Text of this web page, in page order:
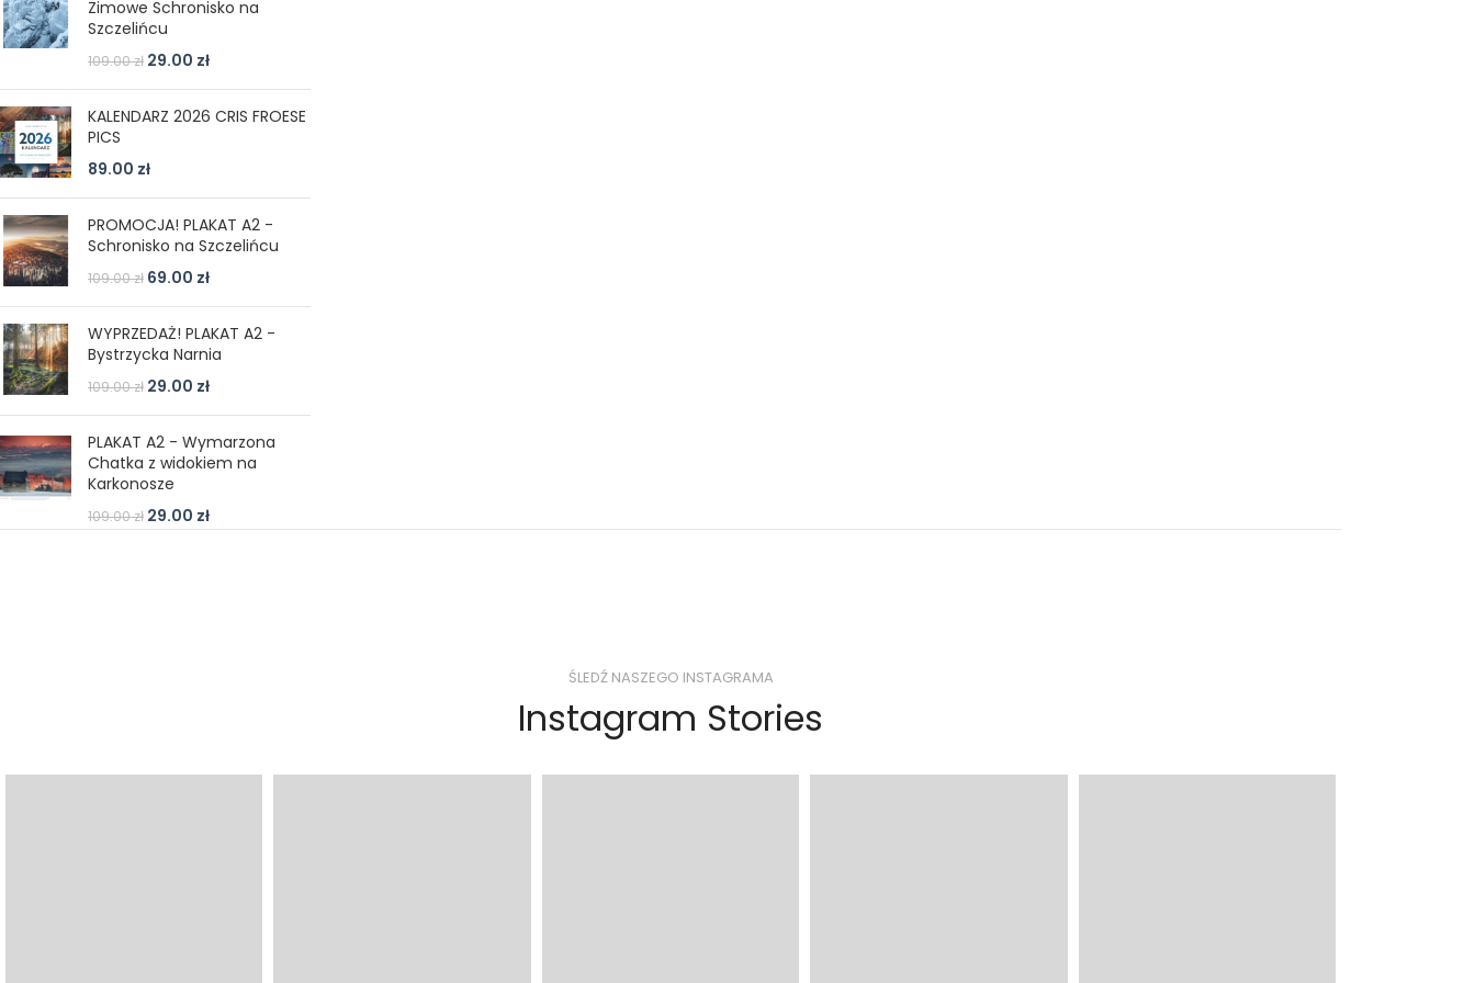
Zimowe Schronisko na
Szczelińcu
109.00zł 29.00 zł
KALENDARZ 2026 CRIS FROESE
PICS
89.00 zł
PROMOCJA! PLAKAT A2 -
Schronisko na Szczelińcu
109.00zł 69.00 zł
WYPRZEDAŻ! PLAKAT A2 -
Bystrzycka Narnia
109.00zł 29.00 zł
PLAKAT A2 - Wymarzona
Chatka z widokiem na
Karkonosze
109.00zł 29.00 zł
ŚLEDŹ NASZEGO INSTAGRAMA
Instagram Stories